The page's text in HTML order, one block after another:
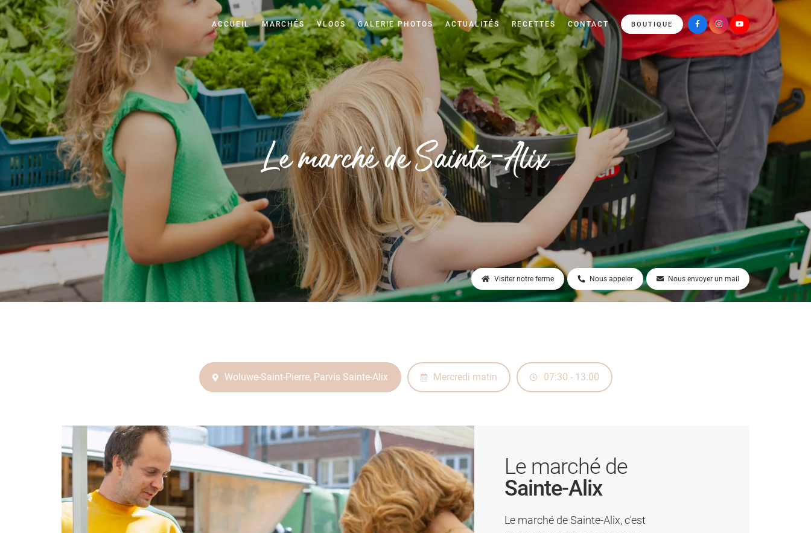
ACCUEIL MARCHÉS VLOGS GALERIE PHOTOS ACTUALITÉS RECETTES CONTACT BOUTIQUE
Le marché de Sainte-Alix
Visiter notre ferme Nous appeler Nous envoyer un mail
Woluwe-Saint-Pierre, Parvis Sainte-Alix Mercredi matin 07:30 - 13:00
Le marché de
Sainte-Alix
Le marché de Sainte-Alix, c'est